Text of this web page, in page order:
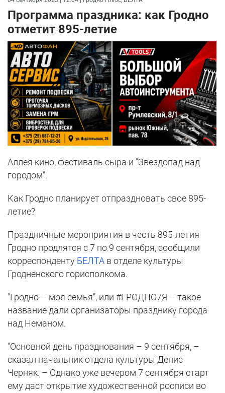
Программа праздника: как Гродно
отметит 895-летие
Аллея кино, фестиваль сыра и "Звездопад над
городом".
Как Гродно планирует отпраздновать свое 895-
летие?
Праздничные мероприятия в честь 895-летия
Гродно продлятся с 7 по 9 сентября, сообщили
корреспонденту БЕЛТА в отделе культуры
Гродненского горисполкома.
"Гродно – моя семья", или #ГРОДНО7Я – такое
название дали организаторы празднику города
над Неманом.
"Основной день празднования – 9 сентября, –
сказал начальник отдела культуры Денис
Черняк. – Однако уже вечером 7 сентября старт
ему даст открытие художественной росписи во